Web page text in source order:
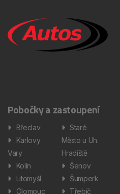
Pobočky a zastoupení
Břeclav
Karlovy
Vary
Kolín
Litomyšl
Olomouc
Staré
Město u Uh.
Hradiště
Šenov
Šumperk
Třebíč